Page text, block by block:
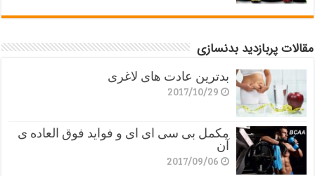
مقالات پربازدید بدنسازی
بدترین عادت های لاغری
2017/10/29
مکمل بی سی ای ای و فواید فوق العاده ی
آن
2017/09/06